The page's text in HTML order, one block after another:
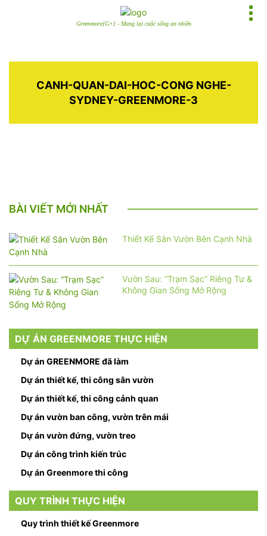
Greenmore[G+] - Mang lại cuộc sống an nhiên
CANH-QUAN-DAI-HOC-CONG NGHE-
SYDNEY-GREENMORE-3
BÀI VIẾT MỚI NHẤT
Thiết Kế Sân Vườn Bên Cạnh Nhà
Vườn Sau: “Trạm Sạc” Riêng Tư &
Không Gian Sống Mở Rộng
DỰ ÁN GREENMORE THỰC HIỆN
Dự án GREENMORE đã làm
Dự án thiết kế, thi công sân vườn
Dự án thiết kế, thi công cảnh quan
Dự án vườn ban công, vườn trên mái
Dự án vườn đứng, vườn treo
Dự án công trình kiến trúc
Dự án Greenmore thi công
QUY TRÌNH THỰC HIỆN
Quy trình thiết kế Greenmore